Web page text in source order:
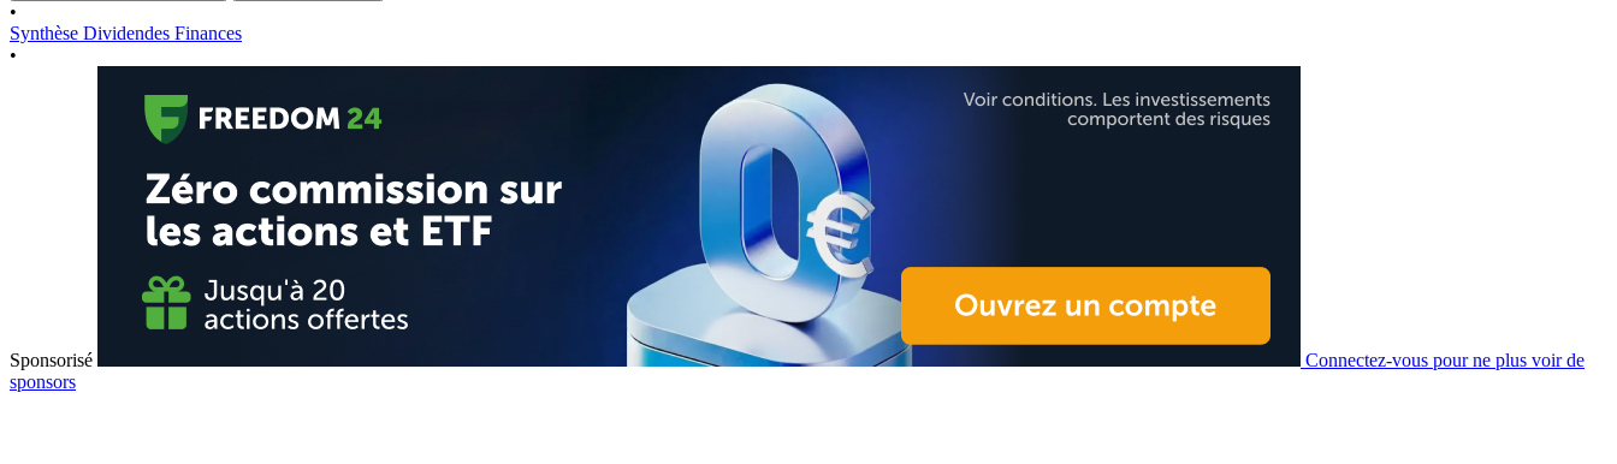
•
Synthèse Dividendes Finances
•
Sponsorisé
Connectez-vous pour ne plus voir de
sponsors